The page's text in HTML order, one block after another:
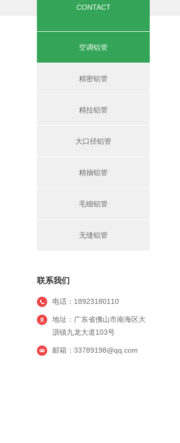
CONTACT
空调铝管
精密铝管
精拉铝管
大口径铝管
精抽铝管
毛细铝管
无缝铝管
联系我们
电话：18923180110
地址：广东省佛山市南海区大
沥镇九龙大道103号
邮箱：33789198@qq.com